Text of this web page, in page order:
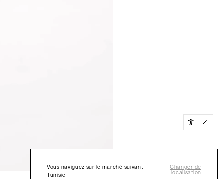
Vous naviguez sur le marché suivant
Tunisie
Changer de
localisation